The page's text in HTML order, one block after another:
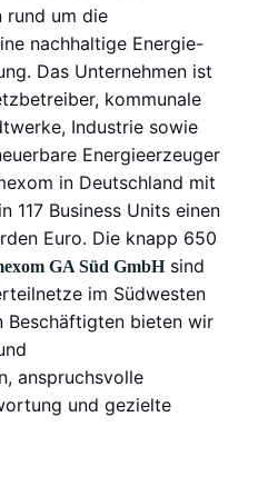
rund um die
nachhaltige Energie-
Das Unternehmen ist
kommunale
Industrie sowie
Energieerzeuger
in Deutschland mit
117 Business Units einen
Euro. Die knapp 650
GA Süd GmbH sind
im Südwesten
Beschäftigten bieten wir
anspruchsvolle
und gezielte